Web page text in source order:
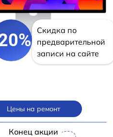
Скидка по
предварительной
записи на сайте
Цены на ремонт
Конец акции